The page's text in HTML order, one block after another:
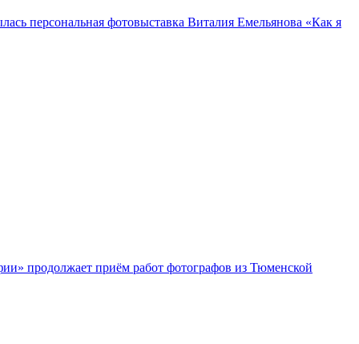
персональная фотовыставка Виталия Емельянова «Как я
продолжает приём работ фотографов из Тюменской